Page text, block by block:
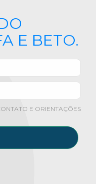
E BETO.
E ORIENTAÇÕES